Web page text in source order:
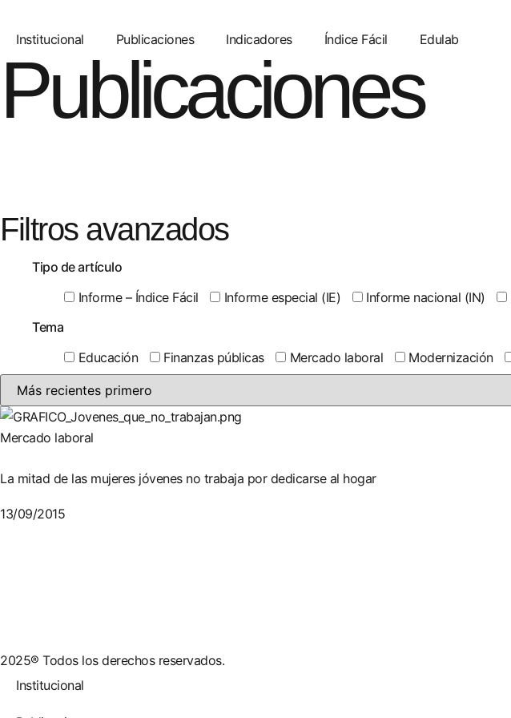
Institucional Publicaciones Indicadores Índice Fácil Edulab
Publicaciones
Filtros avanzados
Tipo de artículo
Informe – Índice Fácil
Informe especial (IE) Informe nacional (IN)
Tema
Educación
Finanzas públicas Mercado laboral Modernización
Mercado laboral
La mitad de las mujeres jóvenes no trabaja por dedicarse al hogar
13/09/2015
2025® Todos los derechos reservados.
Institucional